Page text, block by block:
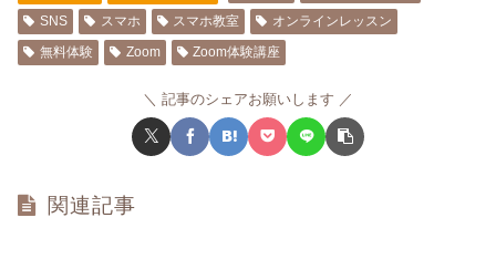
SNS
スマホ スマホ教室
オンラインレッスン
無料体験
Zoom Zoom体験講座
記事のシェアお願いします
関連記事